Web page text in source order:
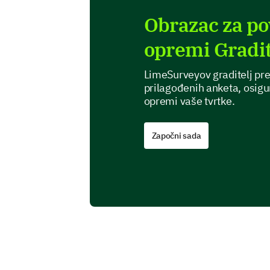
Obrazac za
opremi
LimeSurveyov graditelj
prilagođenih anketa,
opremi vaše tvrtke.
Započni sada